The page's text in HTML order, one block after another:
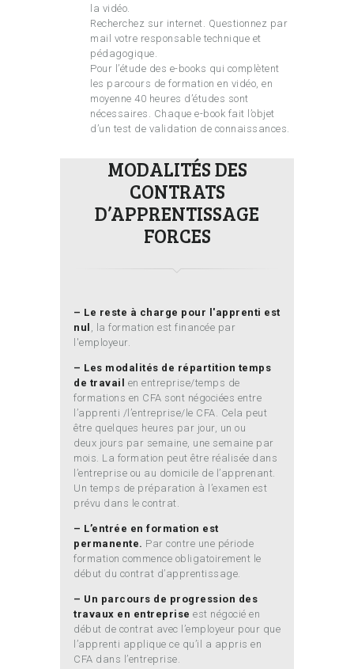
la vidéo.
Recherchez sur internet. Questionnez par
mail votre responsable technique et
pédagogique.
Pour l’étude des e-books qui complètent
les parcours de formation en vidéo, en
moyenne 40 heures d’études sont
nécessaires. Chaque e-book fait l’objet
d’un test de validation de connaissances.
MODALITÉS DES
CONTRATS
D’APPRENTISSAGE
FORCES
– Le reste à charge pour l'apprenti est
nul
, la formation est financée par
l'employeur.
– Les modalités de répartition temps
de travail
en entreprise/temps de
formations en CFA sont négociées entre
l’apprenti /l’entreprise/le CFA. Cela peut
être quelques heures par jour, un ou
deux jours par semaine, une semaine par
mois. La formation peut être réalisée dans
l’entreprise ou au domicile de l’apprenant.
Un temps de préparation à l’examen est
prévu dans le contrat.
– L’entrée en formation est
permanente. Par contre une période
formation commence obligatoirement le
début du contrat d’apprentissage.
– Un parcours de progression des
travaux en entreprise est négocié en
début de contrat avec l’employeur pour que
l’apprenti applique ce qu’il a appris en
CFA dans l’entreprise.